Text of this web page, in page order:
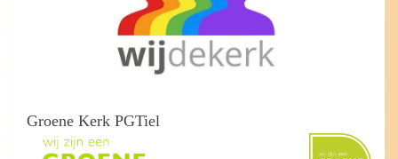
Groene Kerk PGTiel